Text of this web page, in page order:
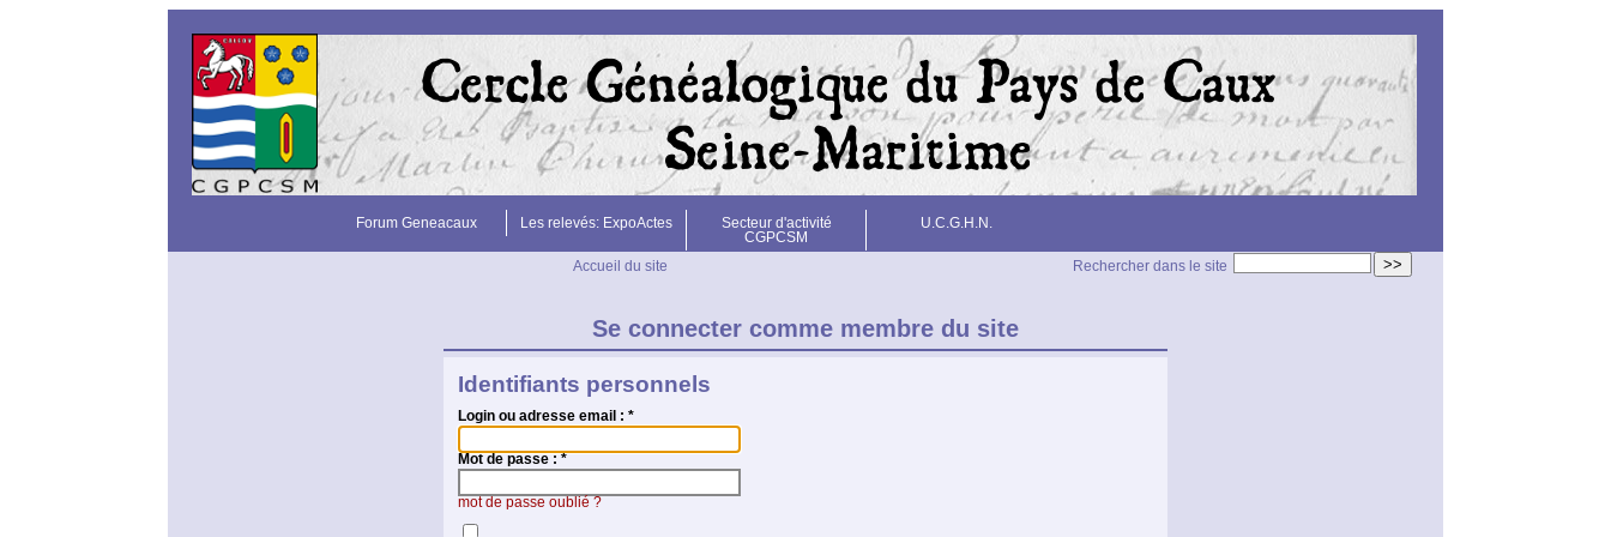
Forum Geneacaux Les relevés: ExpoActes
Secteur d'activité
CGPCSM
U.C.G.H.N.
>>
Rechercher dans le site
Accueil du site
Se connecter comme membre du site
Identifiants personnels
Login ou adresse email : *
Mot de passe :*
mot de passe oublié ?